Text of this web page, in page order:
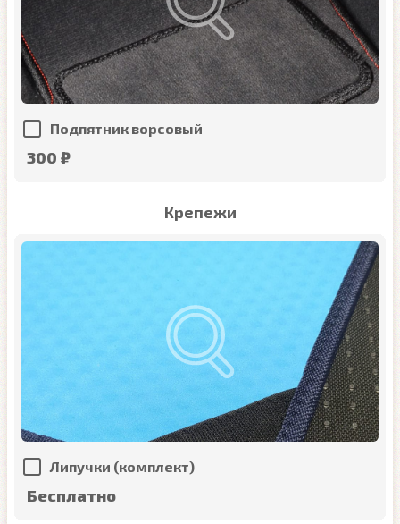
Подпятник ворсовый
300 ₽
Крепежи
Липучки (комплект)
Бесплатно